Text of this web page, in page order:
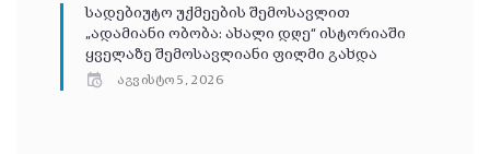
სადებიუტო უქმეების შემოსავლით
„ადამიანი ობობა: ახალი დღე“ ისტორიაში
ყველაზე შემოსავლიანი ფილმი გახდა
აგვისტო 5, 2026